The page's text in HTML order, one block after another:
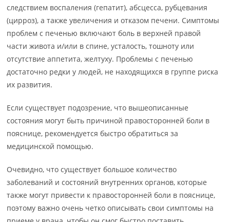
следствием воспаления (гепатит), абсцесса, рубцевания
(цирроз), а также увеличения и отказом печени. Симптомы
проблем с печенью включают боль в верхней правой
части живота и/или в спине, усталость, тошноту или
отсутствие аппетита, желтуху. Проблемы с печенью
достаточно редки у людей, не находящихся в группе риска
их развития.
Если существует подозрение, что вышеописанные
состояния могут быть причиной правосторонней боли в
пояснице, рекомендуется быстро обратиться за
медицинской помощью.
Очевидно, что существует большое количество
заболеваний и состояний внутренних органов, которые
также могут привести к правосторонней боли в пояснице,
поэтому важно очень четко описывать свои симптомы на